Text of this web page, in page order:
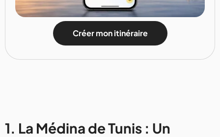
Créer mon itinéraire
1. La Médina de Tunis : Un